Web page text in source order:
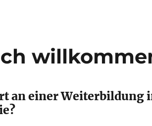
an einer Weiterbildung